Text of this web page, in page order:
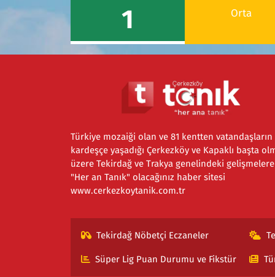
1 Orta
Türkiye mozaiği olan ve 81 kentten vatandaşların
kardeşçe yaşadığı Çerkezköy ve Kapaklı başta
üzere Tekirdağ ve Trakya genelindeki gelişmelere
"Her an Tanık" olacağınız haber sitesi
www.cerkezkoytanik.com.tr
Tekirdağ Nöbetçi Eczaneler
Süper Lig Puan Durumu ve Fikstür